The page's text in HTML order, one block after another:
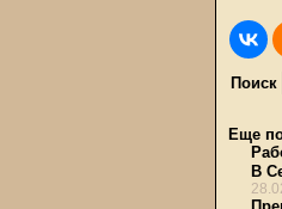
Поиск
Еще
В